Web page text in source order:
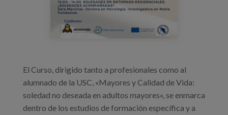
El Curso, dirigido tanto a profesionales como al
alumnado de la USC, «Mayores y Calidad de Vida:
soledad no deseada en adultos mayores«, se enmarca
dentro de los estudios de formación específica y a